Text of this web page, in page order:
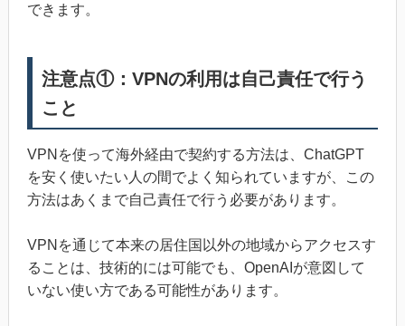
できます。
注意点①：VPNの利用は自己責任で行う
こと
VPNを使って海外経由で契約する方法は、ChatGPT
を安く使いたい人の間でよく知られていますが、この
方法はあくまで自己責任で行う必要があります。
VPNを通じて本来の居住国以外の地域からアクセスす
ることは、技術的には可能でも、OpenAIが意図して
いない使い方である可能性があります。